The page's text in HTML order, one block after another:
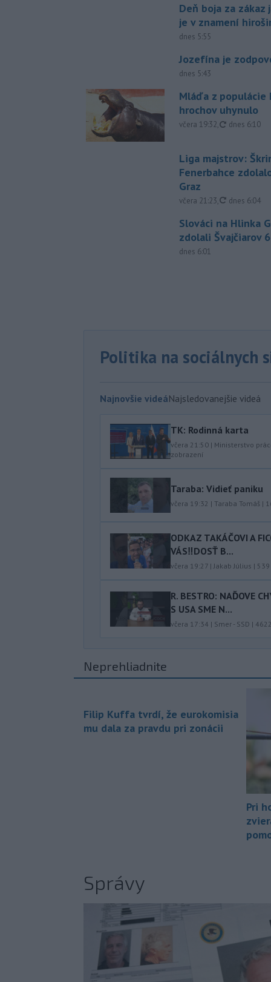
Deň boja za zákaz
je v znamení
dnes 5:55
Jozefína je
dnes 5:43
Mláďa z populácie
hrochov uhynulo
včera 19:32, aktualizované
dnes 6:10
Liga majstrov:
Fenerbahce
Graz
včera 21:23, aktualizované
dnes 6:04
Slováci na Hlinka
zdolali Švajčiarov
dnes 6:01
Politika na sociálnych
Najnovšie videáNajsledovanejšie videá
TK: Rodinná karta
včera 21:50 | Ministerstvo
zobrazení
Taraba: Vidieť paniku
včera 19:32 | Taraba Tomáš |
ODKAZ TAKÁČOVI A
VÁS‼️DOSŤ B...
včera 19:27 |Jakab Július | 539
R. BESTRO: NAĎOVE
S USA SME N...
včera 17:34 | Smer - SSD | 4622
Neprehliadnite
Filip Kuffa tvrdí, že eurokomisia
mu dala za pravdu pri zonácii
Pri
Správy